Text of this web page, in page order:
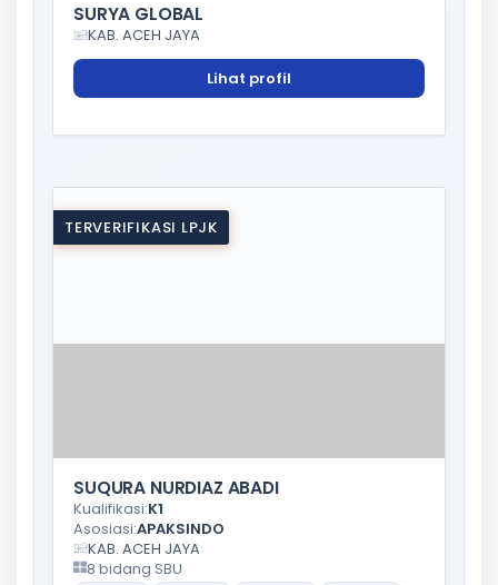
SURYA GLOBAL
KAB. ACEH JAYA
Lihat profil
TERVERIFIKASI LPJK
SUQURA NURDIAZ ABADI
Kualifikasi:K1
Asosiasi:APAKSINDO
KAB. ACEH JAYA
8 bidang SBU